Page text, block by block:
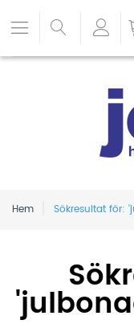
Hem Sökresultat för: